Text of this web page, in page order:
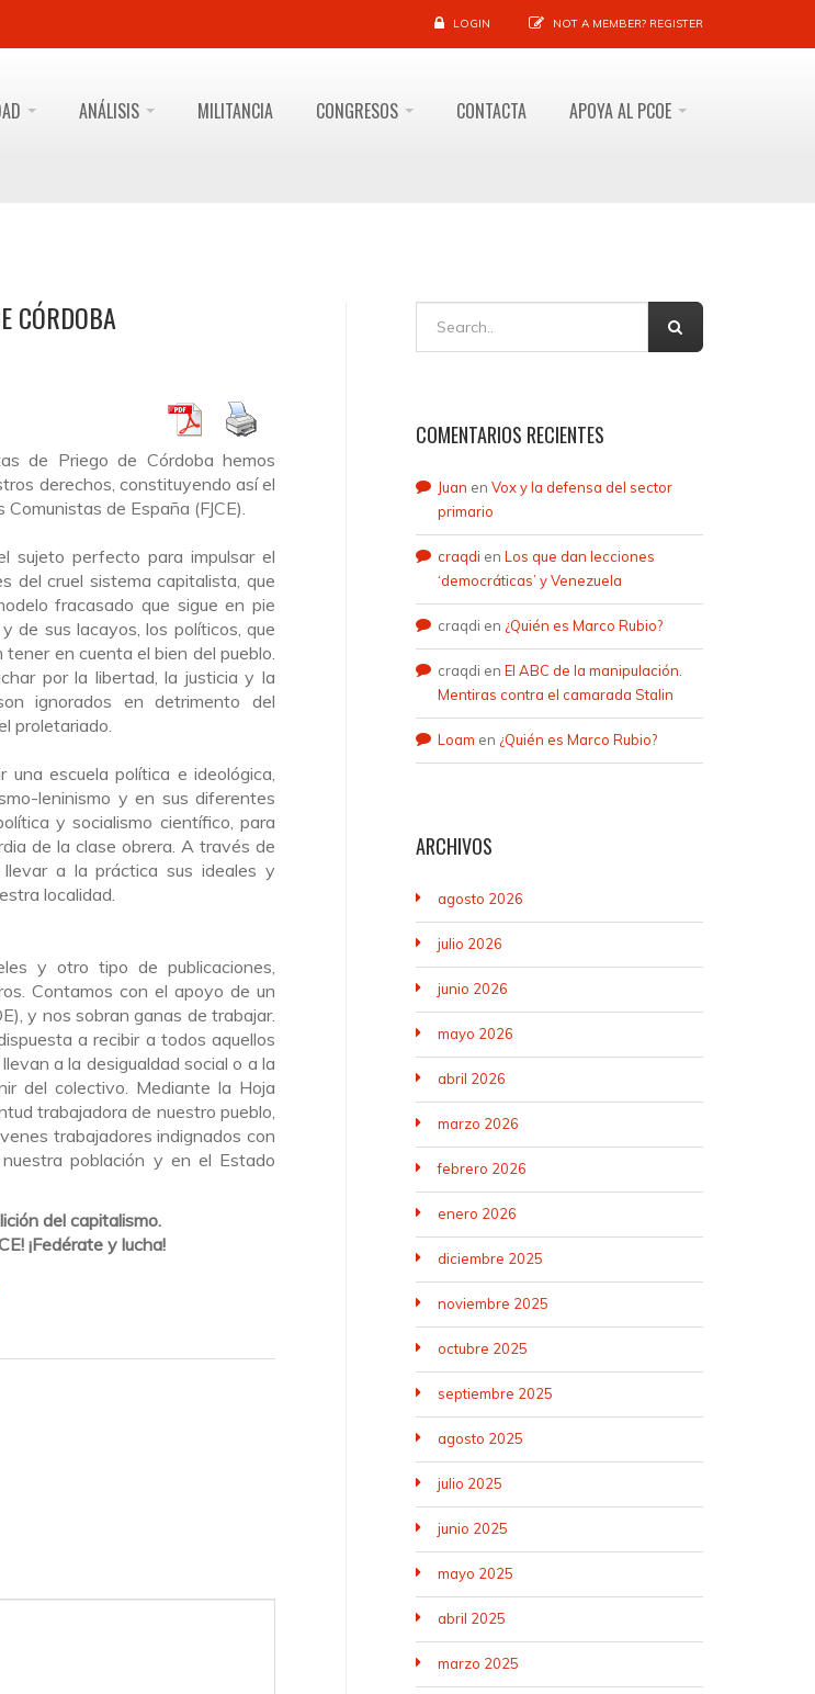
LOGIN NOT A MEMBER? REGISTER
ANÁLISIS MILITANCIA CONGRESOS CONTACTA APOYA AL PCOE
CÓRDOBA
de Priego de Córdoba hemos
derechos, constituyendo así el
de España (FJCE).
sujeto perfecto para impulsar el
del cruel sistema capitalista, que
fracasado que sigue en pie
de sus lacayos, los políticos, que
en cuenta el bien del pueblo.
por la libertad, la justicia y la
ignorados en detrimento del
proletariado.
una escuela política e ideológica,
leninismo y en sus diferentes
y socialismo científico, para
de la clase obrera. A través de
a la práctica sus ideales y
localidad.
y otro tipo de publicaciones,
Contamos con el apoyo de un
y nos sobran ganas de trabajar.
a recibir a todos aquellos
a la desigualdad social o a la
del colectivo. Mediante la Hoja
trabajadora de nuestro pueblo,
trabajadores indignados con
población y en el Estado
del capitalismo.
¡Fedérate y lucha!
COMENTARIOS RECIENTES
Juan en Vox y la defensa del sector
primario
craqdi en Los que dan lecciones
‘democráticas’ y Venezuela
craqdi en ¿Quién es Marco Rubio?
craqdi en El ABC de la manipulación.
Mentiras contra el camarada Stalin
Loam en ¿Quién es Marco Rubio?
ARCHIVOS
agosto 2026
julio 2026
junio 2026
mayo 2026
abril 2026
marzo 2026
febrero 2026
enero 2026
diciembre 2025
noviembre 2025
octubre 2025
septiembre 2025
agosto 2025
julio 2025
junio 2025
mayo 2025
abril 2025
marzo 2025